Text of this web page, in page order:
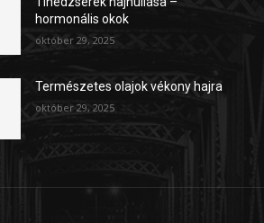
hormonális okok
október 29, 2025
Természetes olajok vékony hajra
október 29, 2025